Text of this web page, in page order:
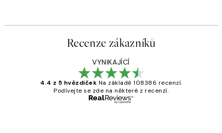
Recenze zákazníků
VYNIKAJÍCÍ
4.4 z 5 hvězdiček Na základě 108386 recenzí.
Podívejte se zde na některé z recenzí.